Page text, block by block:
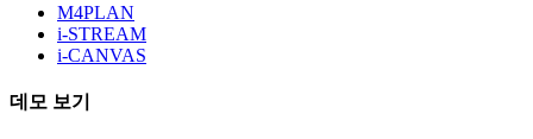
M4PLAN
i-STREAM
i-CANVAS
데모 보기